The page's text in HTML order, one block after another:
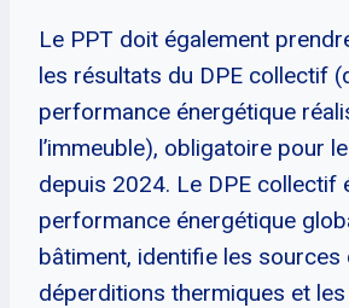
Le PPT doit également
les résultats du DPE collectif
performance énergétique
l’immeuble), obligatoire pour
depuis 2024. Le DPE collectif
performance énergétique
bâtiment, identifie les sources
déperditions thermiques et